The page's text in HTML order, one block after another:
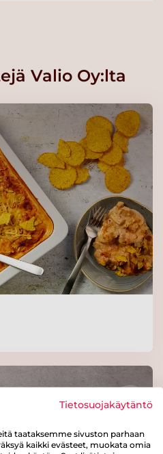
tuorejuusto
20 g x
kg
20 g x 255 /
20 g x 255 /
kaalikääryle 2
Valio Oy:lta
Tietosuojakäytäntö
taataksemme sivuston parhaan
kaikki evästeet, muokata omia